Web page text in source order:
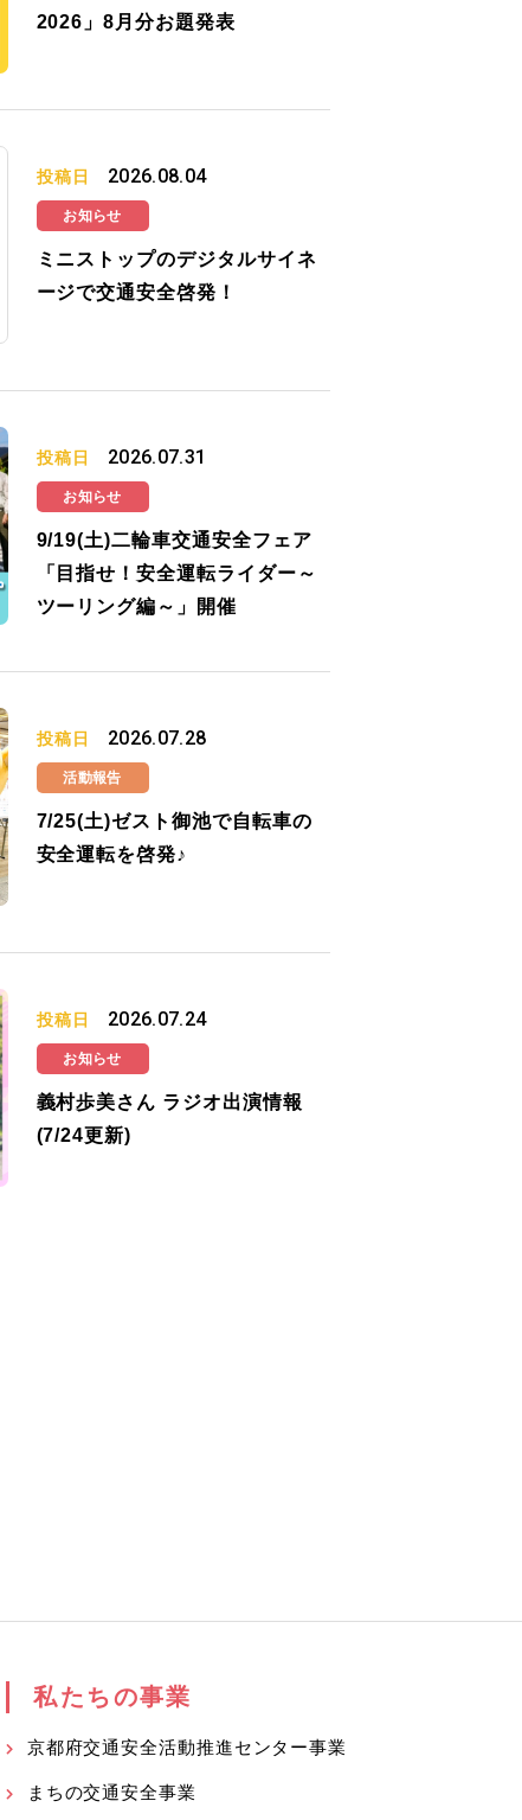
2026」8月分お題発表
投稿日 2026.08.04
お知らせ
ミニストップのデジタルサイネ
ージで交通安全啓発！
投稿日 2026.07.31
お知らせ
9/19(土)二輪車交通安全フェア
「目指せ！安全運転ライダー～
ツーリング編～」開催
投稿日 2026.07.28
活動報告
7/25(土)ゼスト御池で自転車の
安全運転を啓発♪
投稿日 2026.07.24
お知らせ
義村歩美さん ラジオ出演情報
(7/24更新)
私たちの事業
京都府交通安全活動推進センター事業
まちの交通安全事業